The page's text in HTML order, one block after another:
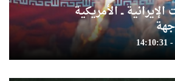
ــ الأمريكية